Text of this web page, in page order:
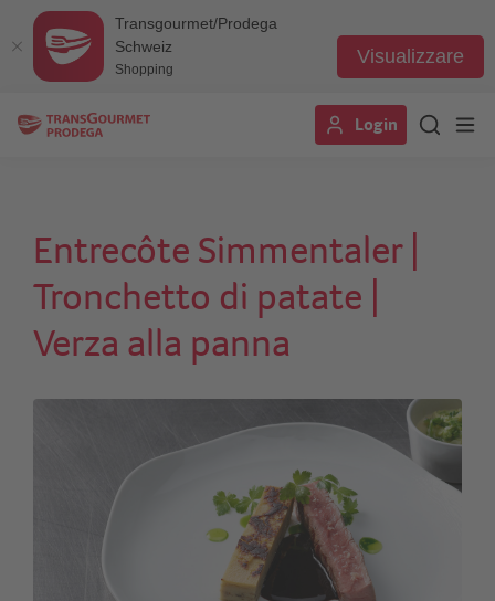
Transgourmet/Prodega
Schweiz
Shopping
Visualizzare
Login
Entrecôte Simmentaler |
Tronchetto di patate |
Verza alla panna